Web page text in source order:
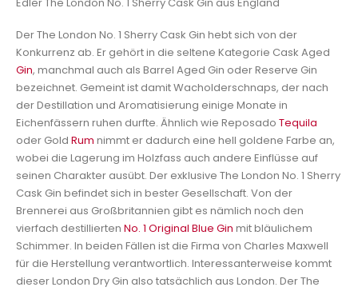
Der The London No. 1 Sherry Cask Gin hebt sich von der
Konkurrenz ab. Er gehört in die seltene Kategorie Cask Aged
Gin, manchmal auch als Barrel Aged Gin oder Reserve Gin
bezeichnet. Gemeint ist damit Wacholderschnaps, der nach
der Destillation und Aromatisierung einige Monate in
Eichenfässern ruhen durfte. Ähnlich wie Reposado Tequila
oder Gold Rum nimmt er dadurch eine hell goldene Farbe an,
wobei die Lagerung im Holzfass auch andere Einflüsse auf
seinen Charakter ausübt. Der exklusive The London No. 1 Sherry
Cask Gin befindet sich in bester Gesellschaft. Von der
Brennerei aus Großbritannien gibt es nämlich noch den
vierfach destillierten No. 1 Original Blue Gin mit bläulichem
Schimmer. In beiden Fällen ist die Firma von Charles Maxwell
für die Herstellung verantwortlich. Interessanterweise kommt
dieser London Dry Gin also tatsächlich aus London. Der The